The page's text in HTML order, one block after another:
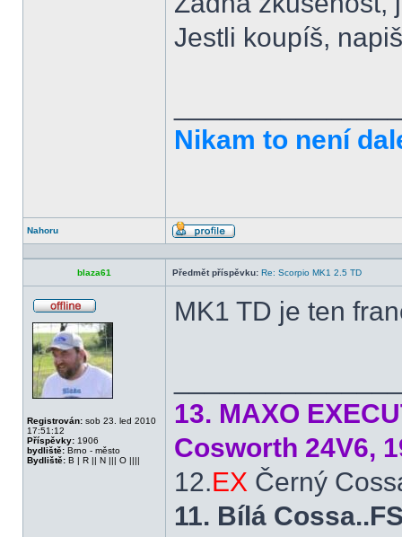
Jestli koupíš,
Nikam to není
Nahoru
Profil
blaza61 Předmět příspěvku: Re: Scorpio MK1 2.5 TD
Registrován: sob 23. led 2010
17:51:12
Příspěvky: 1906
bydliště: Brno - město
Bydliště: B | R || N ||| O ||||
MK1 TD je ten
13. MAXO
Cosworth 24V6,
12.EX Černý
11. Bílá